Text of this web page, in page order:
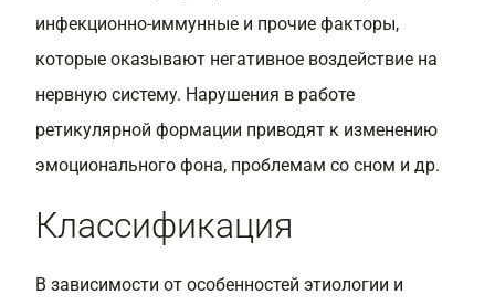
инфекционно-иммунные и прочие факторы,
которые оказывают негативное воздействие на
нервную систему. Нарушения в работе
ретикулярной формации приводят к изменению
эмоционального фона, проблемам со сном и др.
Классификация
В зависимости от особенностей этиологии и